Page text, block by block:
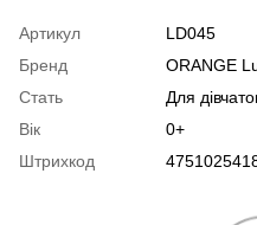
Артикул
LD045
Бренд
ORANGE
Стать
Для
Вік
0+
Штрихкод